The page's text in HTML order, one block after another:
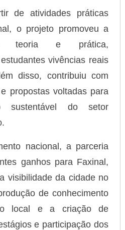
de atividades práticas
o projeto promoveu a
teoria e prática,
vivências reais
disso, contribuiu com
propostas voltadas para
sustentável do setor
nacional, a parceria
ganhos para Faxinal,
visibilidade da cidade no
de conhecimento
local e a criação de
e participação dos